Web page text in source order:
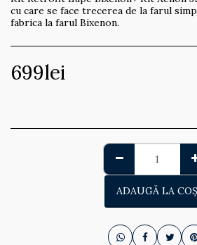
cu care se face trecerea de la farul
fabrica la farul Bixenon.
699lei
ADAUGĂ LA COŞ